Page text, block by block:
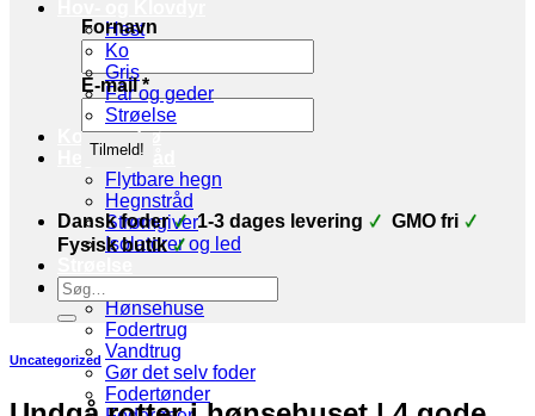
Hest
Ko
Gris
Får og geder
Strøelse
Korn og frø
Hegn og tråd
Flytbare hegn
Hegnstråd
Strømgiver
Isolatorer og led
Stald udstyr
Hønsehuse
Fodertrug
Vandtrug
Gør det selv foder
Fodertønder
Fornavn
E-mail*
Dansk foder 1-3 dages levering
GMO fri
Fysisk butik
Søg
efter:
Uncategorized